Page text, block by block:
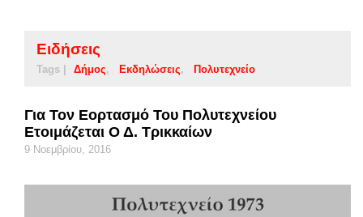
Ειδήσεις
Tags | Δήμος Εκδηλώσεις Πολυτεχνείο
Για Τον Εορτασμό Του Πολυτεχνείου
Ετοιμάζεται Ο Δ. Τρικκαίων
9 Νοεμβρίου, 2016